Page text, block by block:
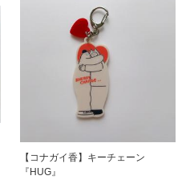
【コナガイ香】キーチェーン
『HUG』